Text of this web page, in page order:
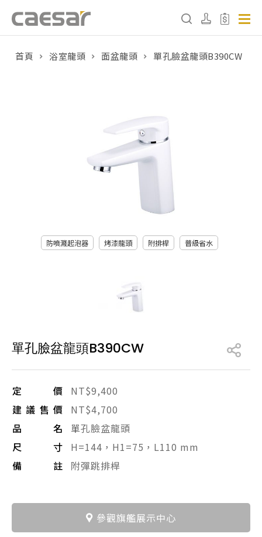
販賣中商品 已下架商品
搜尋產品
首頁 浴室龍頭 面盆龍頭 單孔臉盆龍頭B390CW
防噴濺起泡器 烤漆龍頭 附排桿 普級省水
單孔臉盆龍頭B390CW
定價
NT$9,400
建議售價
NT$4,700
品名
單孔臉盆龍頭
尺寸
H=144，H1=75，L110 mm
備註
附彈跳排桿
參觀旗艦展示中心